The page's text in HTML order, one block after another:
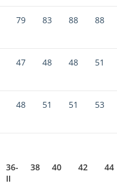
79 83 88 88
47 48 48 51
48 51 51 53
36-
II
38 40 42 44